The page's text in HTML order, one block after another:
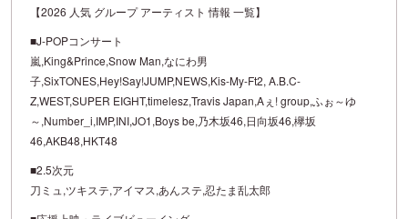
【2026 人気 グループ アーティスト 情報 一覧】
■J-POPコンサート
嵐,King&Prince,Snow Man,なにわ男
子,SixTONES,Hey!Say!JUMP,NEWS,Kis-My-Ft2, A.B.C-
Z,WEST,SUPER EIGHT,timelesz,Travis Japan,Aぇ! group,ふぉ～ゆ
～,Number_i,IMP,INI,JO1,Boys be,乃木坂46,日向坂46,欅坂
46,AKB48,HKT48
■2.5次元
刀ミュ,ツキステ,アイマス,あんステ,忍たま乱太郎